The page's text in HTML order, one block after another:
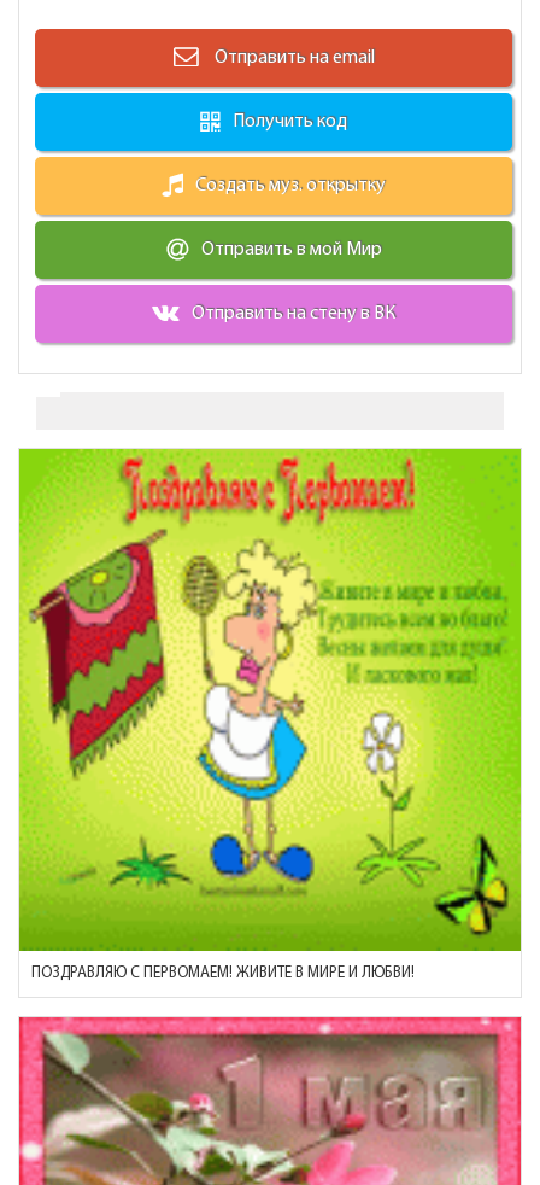
Отправить на email
Получить код
Создать муз. открытку
Отправить в мой Мир
Отправить на стену в ВК
ПОЗДРАВЛЯЮ С ПЕРВОМАЕМ! ЖИВИТЕ В МИРЕ И ЛЮБВИ!